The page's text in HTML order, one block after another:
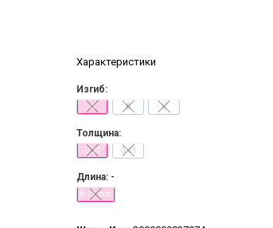
Характеристики
Изгиб:
A B C
Толщина:
0.07 0.15
Длина: -
8-13 mm